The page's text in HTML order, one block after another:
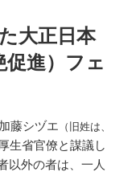
大正日本
進） フェ
藤シヅエ （旧姓は、
生省官僚と謀議し
以外の者は、一人